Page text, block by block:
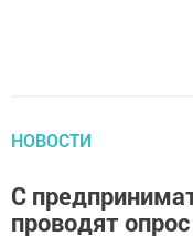
НОВОСТИ
С
проводят